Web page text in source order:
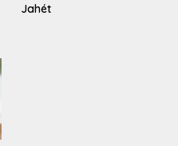
Jahét